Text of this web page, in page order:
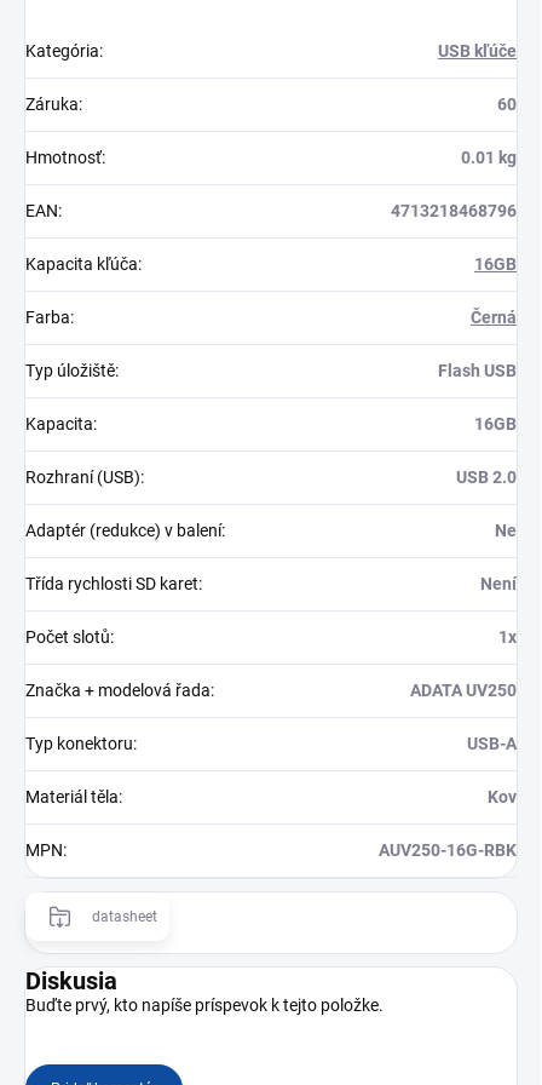
Kategória: USB kľúče
Záruka: 60
Hmotnosť: 0.01 kg
EAN: 4713218468796
Kapacita kľúča: 16GB
Farba: Černá
Typ úložiště: Flash USB
Kapacita: 16GB
Rozhraní (USB): USB 2.0
Adaptér (redukce) v balení: Ne
Třída rychlosti SD karet: Není
Počet slotů: 1x
Značka + modelová řada: ADATA UV250
Typ konektoru: USB-A
Materiál těla: Kov
MPN: AUV250-16G-RBK
datasheet
Diskusia
Buďte prvý, kto napíše príspevok k tejto položke.